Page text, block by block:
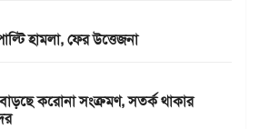
হামলা, ফের উত্তেজনা
করোনা সংক্রমণ, সতর্ক থাকার